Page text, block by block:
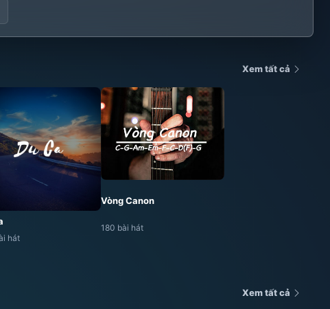
Xem tất cả
hát
Vòng Canon
180 bài hát
Xem tất cả